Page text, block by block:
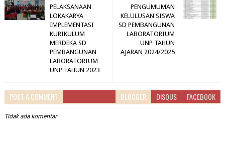
PENGUMUMAN
KELULUSAN SISWA
SD PEMBANGUNAN
LABORATORIUM
UNP TAHUN
AJARAN 2024/2025
PELAKSANAAN
LOKAKARYA
IMPLEMENTASI
KURIKULUM
MERDEKA SD
PEMBANGUNAN
LABORATORIUM
UNP TAHUN 2023
POST A COMMENT BLOGGER DISQUS FACEBOOK
Tidak ada komentar